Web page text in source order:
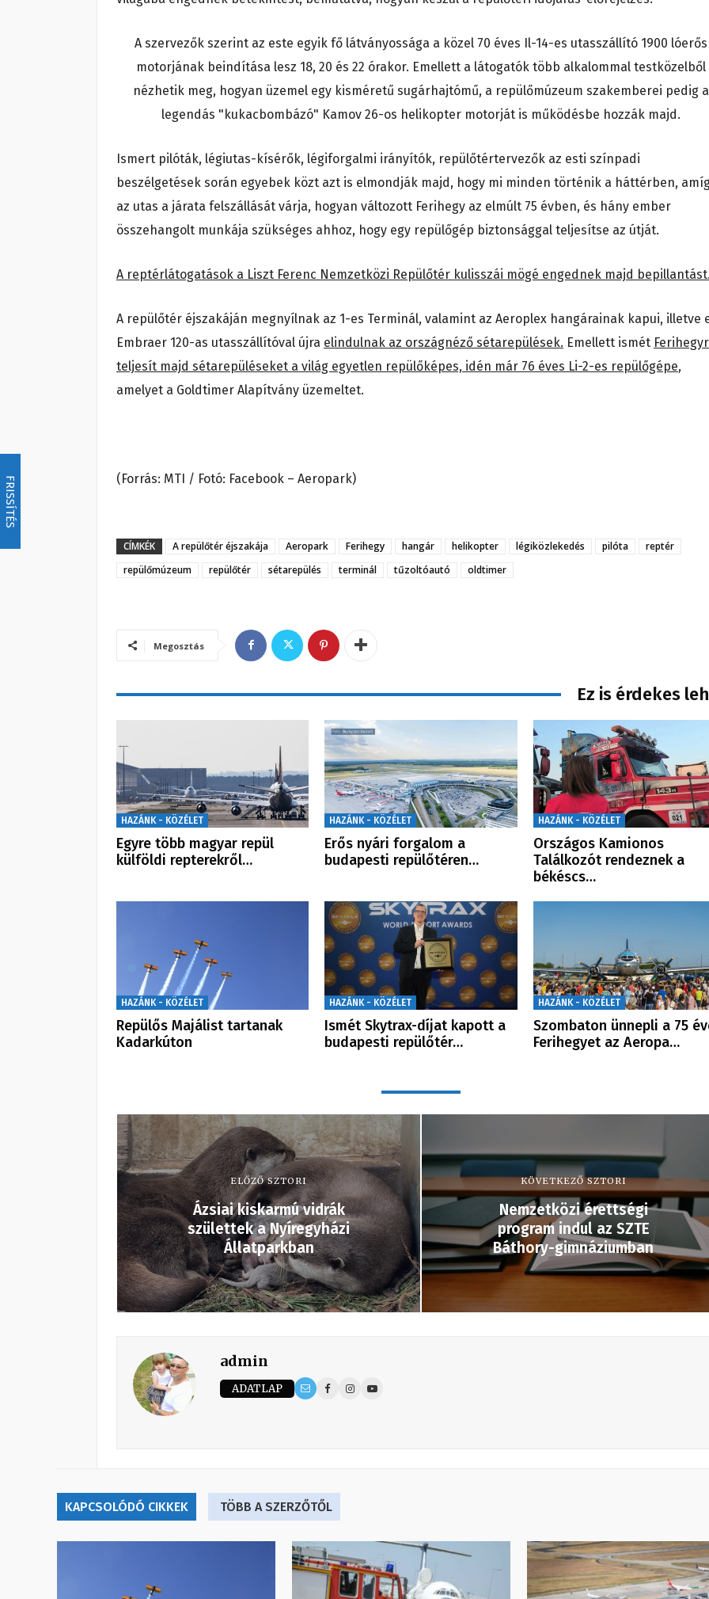
FRISSÍTÉS
A szervezők szerint az este egyik fő látványossága a közel 70 éves Il-14-es utasszállító 1900 lóerős
motorjának beindítása lesz 18, 20 és 22 órakor. Emellett a látogatók több alkalommal testközelből
nézhetik meg, hogyan üzemel egy kisméretű sugárhajtómű, a repülőmúzeum szakemberei pedig a
legendás "kukacbombázó" Kamov 26-os helikopter motorját is működésbe hozzák majd.
Ismert pilóták, légiutas-kísérők, légiforgalmi irányítók, repülőtértervezők az esti színpadi
beszélgetések során egyebek közt azt is elmondják majd, hogy mi minden történik a háttérben,
az utas a járata felszállását várja, hogyan változott Ferihegy az elmúlt 75 évben, és hány ember
összehangolt munkája szükséges ahhoz, hogy egy repülőgép biztonsággal teljesítse az útját.
A reptérlátogatások a Liszt Ferenc Nemzetközi Repülőtér kulisszái mögé engednek majd
A repülőtér éjszakáján megnyílnak az 1-es Terminál, valamint az Aeroplex hangárainak kapui, illetve
Embraer 120-as utasszállítóval újra elindulnak az országnéző sétarepülések. Emellett ismét
teljesít majd sétarepüléseket a világ egyetlen repülőképes, idén már 76 éves Li-2-es repülőgépe,
amelyet a Goldtimer Alapítvány üzemeltet.
(Forrás: MTI / Fotó: Facebook – Aeropark)
CÍMKÉK A repülőtér éjszakája Aeropark Ferihegy hangár helikopter légiközlekedés pilóta
reptér
repülőmúzeum
repülőtér sétarepülés terminál tűzoltóautó oldtimer
Megosztás
Ez is érdekes
HAZÁNK - KÖZÉLET
Egyre több magyar repül
külföldi repterekről…
HAZÁNK - KÖZÉLET
Erős nyári forgalom a
budapesti repülőtéren…
HAZÁNK - KÖZÉLET
Országos Kamionos
Találkozót rendeznek a
békéscs…
HAZÁNK - KÖZÉLET
Repülős Majálist tartanak
Kadarkúton
HAZÁNK - KÖZÉLET
Ismét Skytrax-díjat kapott a
budapesti repülőtér…
HAZÁNK - KÖZÉLET
Szombaton ünnepli a 75
Ferihegyet az Aeropa…
ELŐZŐ SZTORI
Ázsiai kiskarmú vidrák
születtek a Nyíregyházi
Állatparkban
KÖVETKEZŐ SZTORI
Nemzetközi érettségi
program indul az SZTE
Báthory-gimnáziumban
admin
ADATLAP
KAPCSOLÓDÓ CIKKEK TÖBB A SZERZŐTŐL